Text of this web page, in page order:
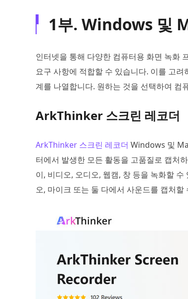
1부. Windows 및
인터넷을 통해 다양한 컴퓨터용 화면 녹화
요구 사항에 적합할 수 있습니다. 이를 고
계를 나열합니다. 원하는 것을 선택하여 컴
ArkThinker 스크린 레코더
ArkThinker 스크린 레코더 Windows 및
터에서 발생한 모든 활동을 고품질로 캡처
이, 비디오, 오디오, 웹캠, 창 등을 녹화할
오, 마이크 또는 둘 다에서 사운드를 캡처할